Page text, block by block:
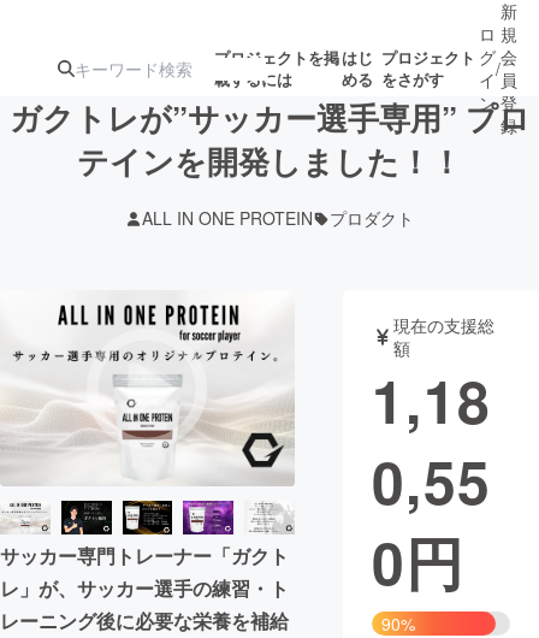
プロジェクトを掲
載するには
はじ
める
プロジェクト
をさがす
ターン
ジェクト
募集終了が近いプ
ロジェクト
アート・写真 音楽
テクノロジー・ガジェット ゲーム・サ
映像・映画
ビジネス・起業
まちづくり・地域活性化
ロ
グ
イ
ン
/
新
規
会
員
登
録
ガクトレが”サッカー選手専用” プロ
テインを開発しました！！
ALL IN ONE PROTEIN プロダクト
​​サッカー専門トレーナー「ガクト
レ」が、サッカー選手の練習・ト
レーニング後に必要な栄養を補給
現在の支援総
額
1,18
0,55
0円
90%